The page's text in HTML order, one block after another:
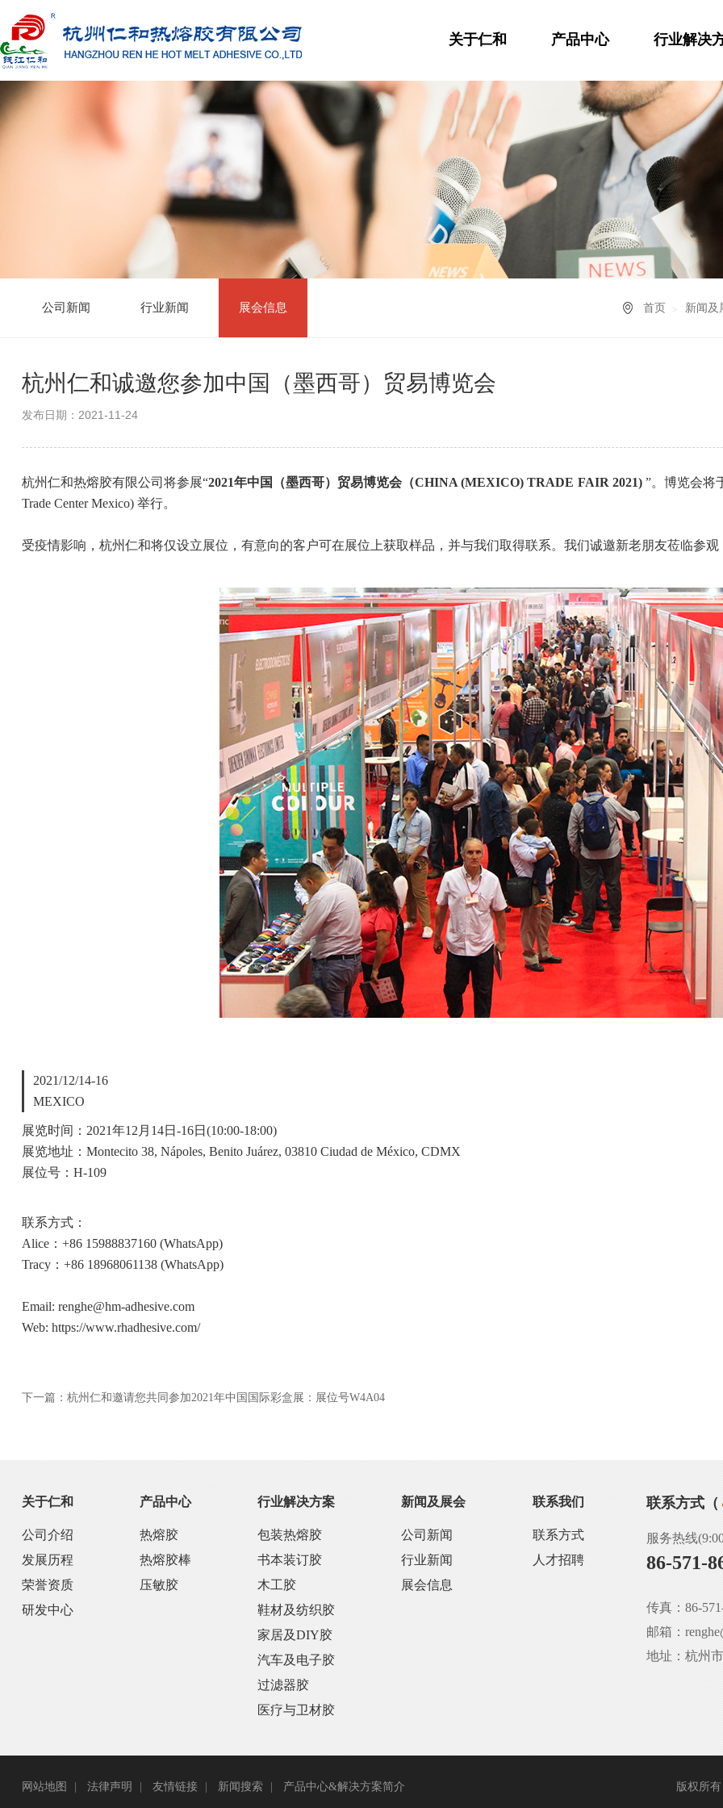
关于仁和 产品中心 行业解决
公司新闻 行业新闻 展会信息 首页 新闻及
杭州仁和诚邀您参加中国（墨西哥）贸易博览会
发布日期：2021-11-24
杭州仁和热熔胶有限公司将参展“2021年中国（墨西哥）贸易博览会（CHINA (MEXICO) TRADE FAIR 2021) ”。博览会将
Trade Center Mexico) 举行。
受疫情影响，杭州仁和将仅设立展位，有意向的客户可在展位上获取样品，并与我们取得联系。我们诚邀新老朋友莅临参观
2021/12/14-16
MEXICO
展览时间：2021年12月14日-16日(10:00-18:00)
展览地址：Montecito 38, Nápoles, Benito Juárez, 03810 Ciudad de México, CDMX
展位号：H-109
联系方式：
Alice：+86 15988837160 (WhatsApp)
Tracy：+86 18968061138 (WhatsApp)
Email: renghe@hm-adhesive.com
Web: https://www.rhadhesive.com/
下一篇：杭州仁和邀请您共同参加2021年中国国际彩盒展：展位号W4A04
关于仁和
公司介绍
发展历程
荣誉资质
研发中心
产品中心
热熔胶
热熔胶棒
压敏胶
行业解决方案
包装热熔胶
书本装订胶
木工胶
鞋材及纺织胶
家居及DIY胶
汽车及电子胶
过滤器胶
医疗与卫材胶
新闻及展会
公司新闻
行业新闻
展会信息
联系我们
联系方式
人才招聘
联系方式（
服务热线
86-571-
传真：86-
邮箱：
地址：杭州
网站地图 法律声明 友情链接 新闻搜索 产品中心&解决方案简介 版权所